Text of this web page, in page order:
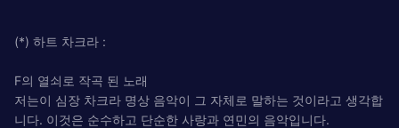
(*) 하트 차크라 :
F의 열쇠로 작곡 된 노래
저는이 심장 차크라 명상 음악이 그 자체로 말하는 것이라고 생각합
니다. 이것은 순수하고 단순한 사랑과 연민의 음악입니다.